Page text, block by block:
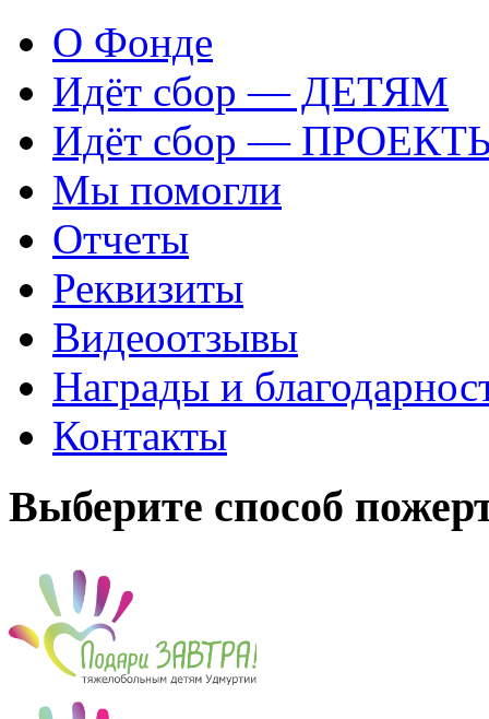
О Фонде
Идёт сбор — ДЕТЯМ
Идёт сбор —
Мы помогли
Отчеты
Реквизиты
Видеоотзывы
Награды и
Контакты
Выберите способ